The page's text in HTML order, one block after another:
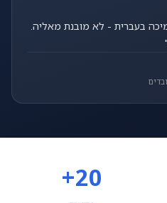
בעברית - לא מובנת מאליה.
20+